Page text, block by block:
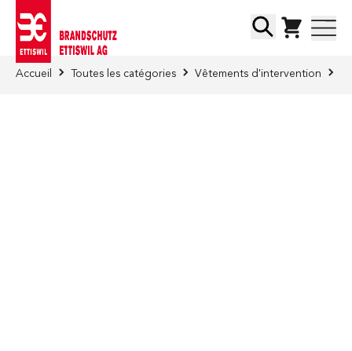
Chercher
Accueil Toutes les catégories Vêtements d'intervention